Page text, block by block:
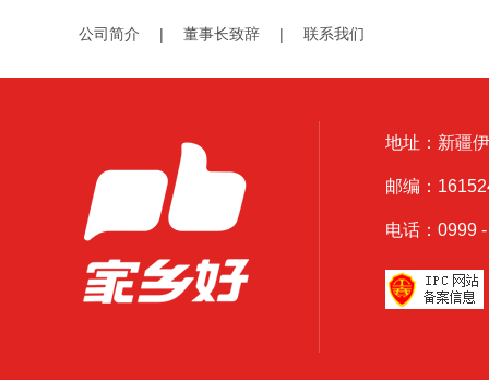
公司简介 | 董事长致辞 | 联系我们
地址：新疆
邮编：
电话：0999